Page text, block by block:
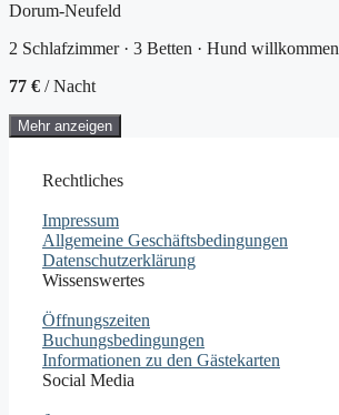
Dorum-Neufeld
2 Schlafzimmer · 3 Betten · Hund willkommen
77 € / Nacht
Mehr anzeigen
Rechtliches
Impressum
Allgemeine Geschäftsbedingungen
Datenschutzerklärung
Wissenswertes
Öffnungszeiten
Buchungsbedingungen
Informationen zu den Gästekarten
Social Media